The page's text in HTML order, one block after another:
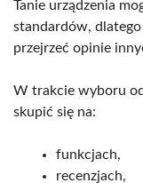
Tanie urządzenia
standardów,
przejrzeć opinie
W trakcie wyboru
skupić się na:
funkcjach,
recenzjach,